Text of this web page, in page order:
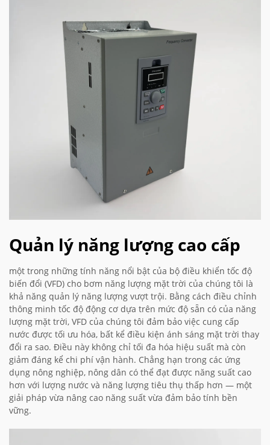
Quản lý năng lượng cao cấp
một trong những tính năng nổi bật của bộ điều khiển tốc độ
biến đổi (VFD) cho bơm năng lượng mặt trời của chúng tôi là
khả năng quản lý năng lượng vượt trội. Bằng cách điều chỉnh
thông minh tốc độ động cơ dựa trên mức độ sẵn có của năng
lượng mặt trời, VFD của chúng tôi đảm bảo việc cung cấp
nước được tối ưu hóa, bất kể điều kiện ánh sáng mặt trời thay
đổi ra sao. Điều này không chỉ tối đa hóa hiệu suất mà còn
giảm đáng kể chi phí vận hành. Chẳng hạn trong các ứng
dụng nông nghiệp, nông dân có thể đạt được năng suất cao
hơn với lượng nước và năng lượng tiêu thụ thấp hơn — một
giải pháp vừa nâng cao năng suất vừa đảm bảo tính bền
vững.